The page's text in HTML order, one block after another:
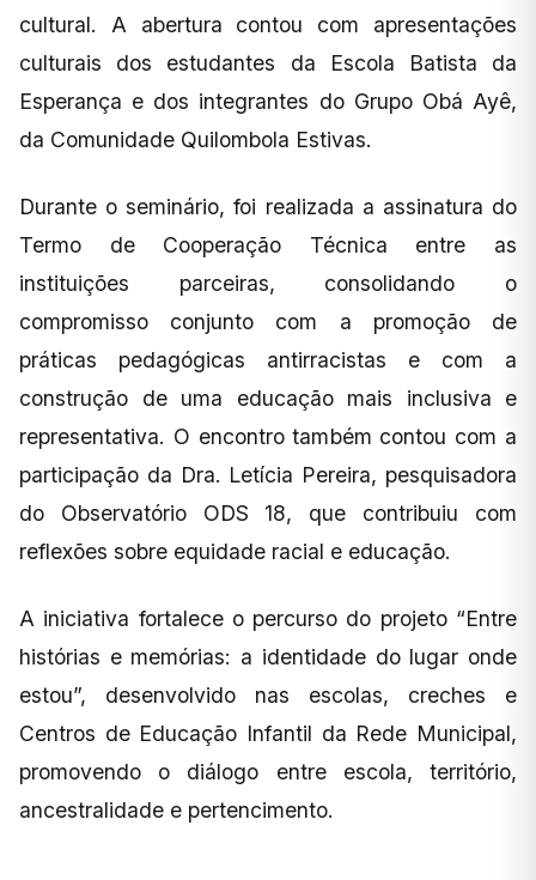
cultural. A abertura contou com apresentações
culturais dos estudantes da Escola Batista da
Esperança e dos integrantes do Grupo Obá Ayê,
da Comunidade Quilombola Estivas.
Durante o seminário, foi realizada a assinatura do
Termo de Cooperação Técnica entre as
instituições parceiras, consolidando o
compromisso conjunto com a promoção de
práticas pedagógicas antirracistas e com a
construção de uma educação mais inclusiva e
representativa. O encontro também contou com a
participação da Dra. Letícia Pereira, pesquisadora
do Observatório ODS 18, que contribuiu com
reflexões sobre equidade racial e educação.
A iniciativa fortalece o percurso do projeto “Entre
histórias e memórias: a identidade do lugar onde
estou”, desenvolvido nas escolas, creches e
Centros de Educação Infantil da Rede Municipal,
promovendo o diálogo entre escola, território,
ancestralidade e pertencimento.